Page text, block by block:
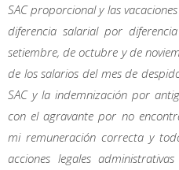
SAC proporcional y las
diferencia salarial por
setiembre, de octubre y de
de los salarios del mes de
SAC y la indemnización por
con el agravante por no
mi remuneración correcta y
acciones legales